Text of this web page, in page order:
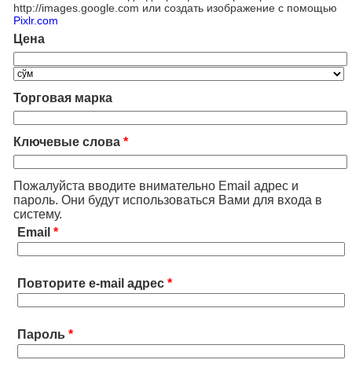
http://images.google.com или создать изображение с помощью
Pixlr.com
Цена
Торговая марка
Ключевые слова *
Пожалуйста вводите внимательно Email адрес и
пароль. Они будут использоваться Вами для входа в
систему.
Email *
Повторите e-mail адрес *
Пароль *